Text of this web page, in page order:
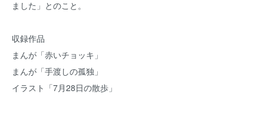
ました」とのこと。
収録作品
まんが「赤いチョッキ」
まんが「手渡しの孤独」
イラスト「7月28日の散歩」